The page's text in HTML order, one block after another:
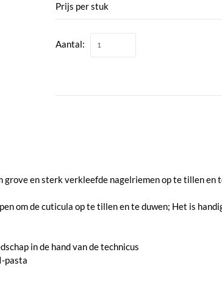
Prijs per stuk
Aantal:
en sterk verkleefde nagelriemen op te tillen en
om de cuticula op te tillen en te duwen; Het is
in de hand van de technicus
pasta